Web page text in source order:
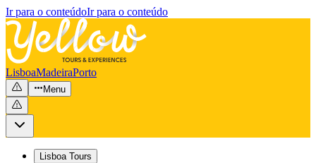
Ir para o conteúdoIr para o conteúdo
LisboaMadeiraPorto
Menu
Lisboa Tours